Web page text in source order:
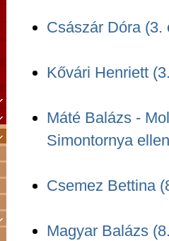
Császár Dóra (3.
Kővári Henriett
Máté Balázs -
Simontornya ellen
Csemez Bettina
Magyar Balázs